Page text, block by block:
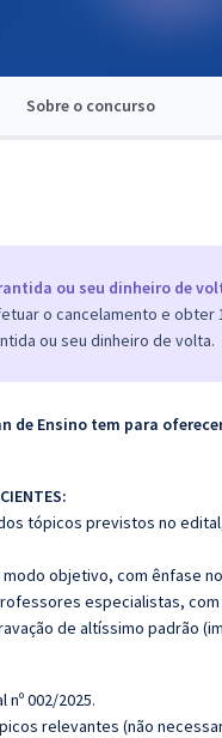
Sobre o concurso
ou seu dinheiro de
o cancelamento e obter
ou seu dinheiro de volta.
de Ensino tem para
tópicos previstos no
objetivo, com ênfase
especialistas,
de altíssimo padrão
002/2025.
relevantes (não